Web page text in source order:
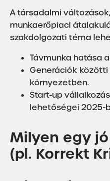
A társadalmi
munkaerőpiaci
szakdolgozati téma
Távmunka hatása
Generációk
környezetben.
Start-up
lehetőségei 2025-
Milyen egy
(pl. Korrekt